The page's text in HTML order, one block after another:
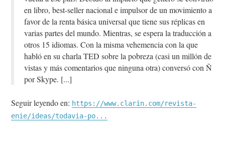
en libro, best-seller nacional e impulsor de un movimiento a
favor de la renta básica universal que tiene sus réplicas en
varias partes del mundo. Mientras, se espera la traducción a
otros 15 idiomas. Con la misma vehemencia con la que
habló en su charla TED sobre la pobreza (casi un millón de
vistas y más comentarios que ninguna otra) conversó con Ñ
por Skype.
Seguir leyendo en: https://www.clarin.com/revista-
enie/ideas/todavia-po...